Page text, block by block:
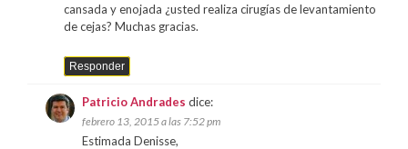
cansada y enojada ¿usted realiza cirugías de levantamiento
de cejas? Muchas gracias.
Responder
Patricio Andrades dice:
febrero 13, 2015 a las 7:52 pm
Estimada Denisse,